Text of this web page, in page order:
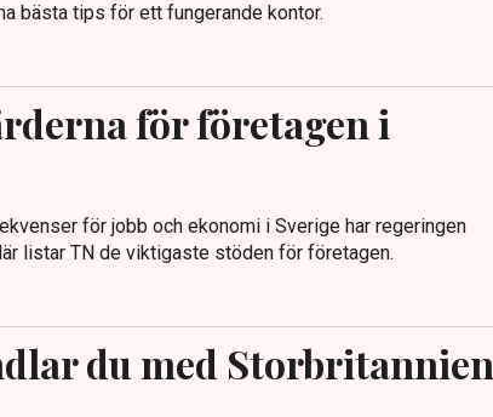
bästa tips för ett fungerande kontor.
för företagen i
för jobb och ekonomi i Sverige har regeringen
listar TN de viktigaste stöden för företagen.
du med Storbritannien